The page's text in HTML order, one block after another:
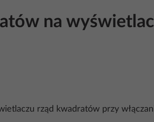
na
rząd kwadratów przy